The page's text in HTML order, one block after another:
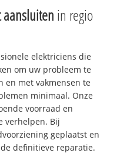
in regio
elektriciens die
om uw probleem te
en met vakmensen te
minimaal. Onze
voorraad en
verhelpen. Bij
geplaatst en
definitieve reparatie.